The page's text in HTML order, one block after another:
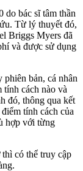
bác sĩ tâm thần
Từ lý thuyết đó,
Briggs Myers đã
và được sử dụng
bản, cá nhân
tính cách nào và
đó, thông qua kết
tính cách của
hợp với từng
có thể truy cập